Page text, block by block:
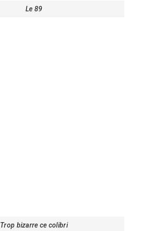
Le 89
Trop bizarre ce colibri